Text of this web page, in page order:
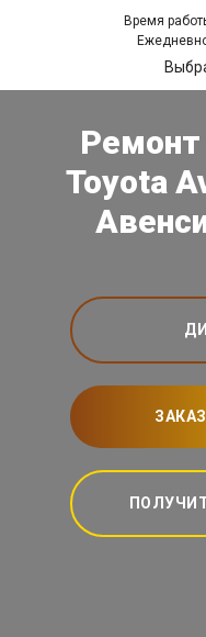
Время
Ремонт
Toyota